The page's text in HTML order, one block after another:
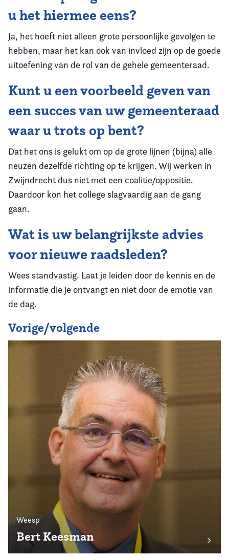
u het hiermee eens?
Ja, het hoeft niet alleen grote persoonlijke gevolgen te
hebben, maar het kan ook van invloed zijn op de goede
uitoefening van de rol van de gehele gemeenteraad.
Kunt u een voorbeeld geven van
een succes van uw gemeenteraad
waar u trots op bent?
Dat het ons is gelukt om op de grote lijnen (bijna) alle
neuzen dezelfde richting op te krijgen. Wij werken in
Zwijndrecht dus niet met een coalitie/oppositie.
Daardoor kon het college slagvaardig aan de gang
gaan.
Wat is uw belangrijkste advies
voor nieuwe raadsleden?
Wees standvastig. Laat je leiden door de kennis en de
informatie die je ontvangt en niet door de emotie van
de dag.
Vorige/volgende
Weesp
Bert Keesman